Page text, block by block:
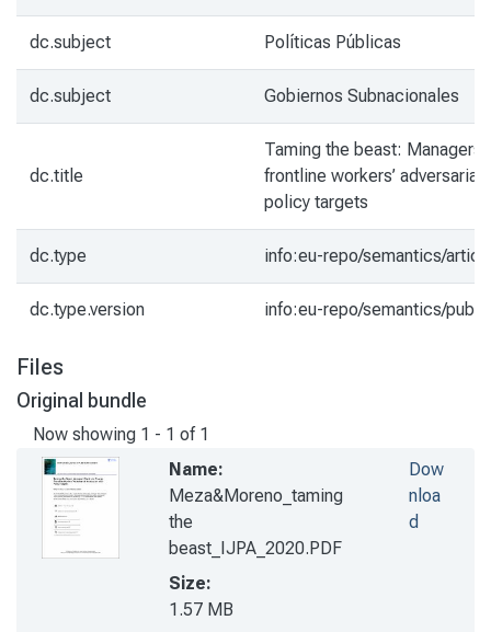
dc.subject Políticas Públicas
dc.subject Gobiernos Subnacionales
dc.title
Taming the beast:
frontline workers’
policy targets
dc.type info:eu-repo/semantics/
dc.type.version info:eu-repo/semantics/
Files
Original bundle
Now showing 1 - 1 of 1
Name:
Meza&Moreno_taming
the
beast_IJPA_2020.PDF
Size:
1.57 MB
Dow
nloa
d